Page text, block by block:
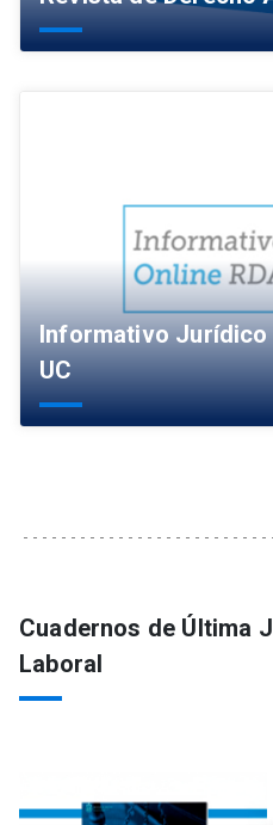
Informativo Jurídico
UC
Cuadernos de Última
Laboral